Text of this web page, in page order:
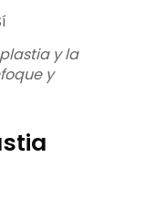
y la
y